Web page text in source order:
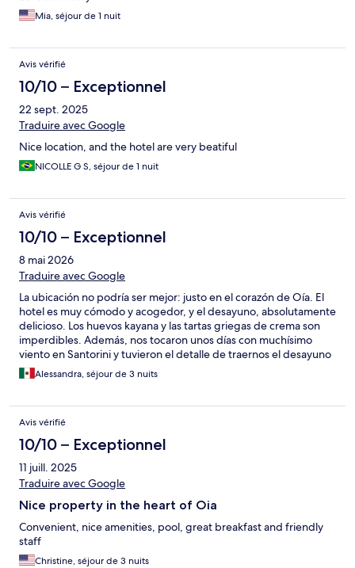
Mia, séjour de 1 nuit
Avis vérifié
10/10 – Exceptionnel
22 sept. 2025
Traduire avec Google
Nice location, and the hotel are very beatiful
NICOLLE G S, séjour de 1 nuit
Avis vérifié
10/10 – Exceptionnel
8 mai 2026
Traduire avec Google
La ubicación no podría ser mejor: justo en el corazón de Oía. El
hotel es muy cómodo y acogedor, y el desayuno, absolutamente
delicioso. Los huevos kayana y las tartas griegas de crema son
imperdibles. Además, nos tocaron unos días con muchísimo
viento en Santorini y tuvieron el detalle de traernos el desayuno
al cuarto: un verdadero lujo. Pero lo mejor de todo fue la
atención y el cariño de TheoDora durante toda nuestra estadía.
estuvo pendiente de nosotros, además de darnos excelentes
recomendaciones de tours, restaurantes y actividades. ¡Lo único
malo fue tener que irnos!
Alessandra, séjour de 3 nuits
Avis vérifié
10/10 – Exceptionnel
11 juill. 2025
Traduire avec Google
Nice property in the heart of Oia
Convenient, nice amenities, pool, great breakfast and friendly
staff
Christine, séjour de 3 nuits